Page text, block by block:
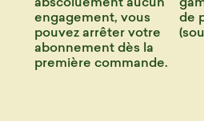
engagement, vous
pouvez arrêter votre
abonnement dès la
première commande.
de